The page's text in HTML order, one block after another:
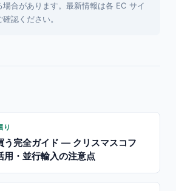
場合があります。最新情報は各 EC サイ
認ください。
り
う完全ガイド — クリスマスコフ
用・並行輸入の注意点